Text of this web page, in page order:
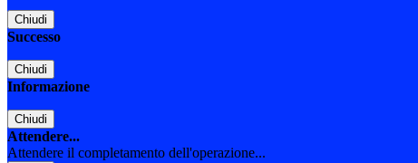
Chiudi
Successo
Chiudi
Informazione
Chiudi
Attendere...
Attendere il completamento dell'operazione...